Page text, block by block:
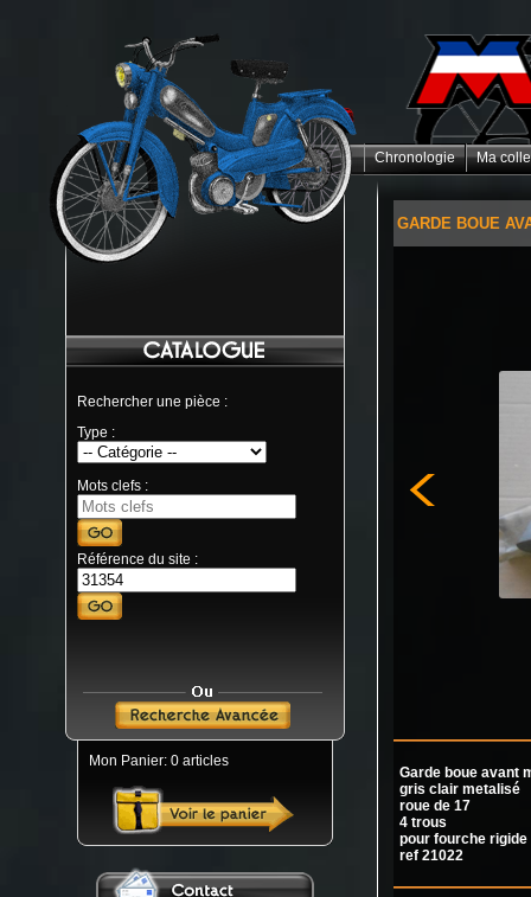
Rechercher une pièce :
Type :
Mots clefs :
Référence du site :
Mon Panier: 0 articles
Chronologie Ma
GARDE BOUE
Garde boue avant
gris clair metalisé
roue de 17
4 trous
pour fourche rigide
ref 21022